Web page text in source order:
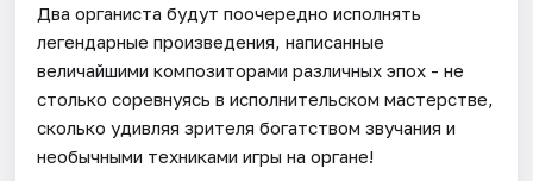
Два органиста будут поочередно исполнять
легендарные произведения, написанные
величайшими композиторами различных эпох - не
столько соревнуясь в исполнительском мастерстве,
сколько удивляя зрителя богатством звучания и
необычными техниками игры на органе!